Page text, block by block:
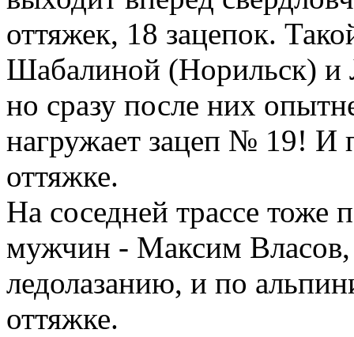
оттяжек, 18 зацепок.
Шабалиной (Норильск)
но сразу после них
нагружает зацеп № 19! И
оттяжке.
На соседней трассе тоже
мужчин - Максим Власов,
ледолазанию, и по
оттяжке.